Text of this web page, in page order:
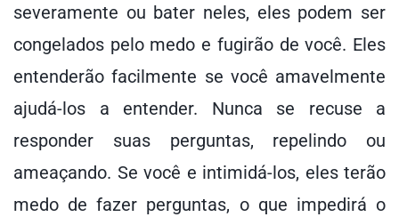
severamente ou bater neles, eles podem ser
congelados pelo medo e fugirão de você. Eles
entenderão facilmente se você amavelmente
ajudá-los a entender. Nunca se recuse a
responder suas perguntas, repelindo ou
ameaçando. Se você e intimidá-los, eles terão
medo de fazer perguntas, o que impedirá o